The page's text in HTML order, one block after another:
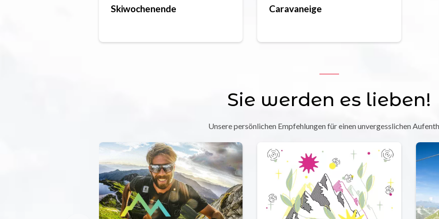
Skiwochenende Caravaneige
Sie werden es lieben!
Unsere persönlichen Empfehlungen für einen unvergesslichen